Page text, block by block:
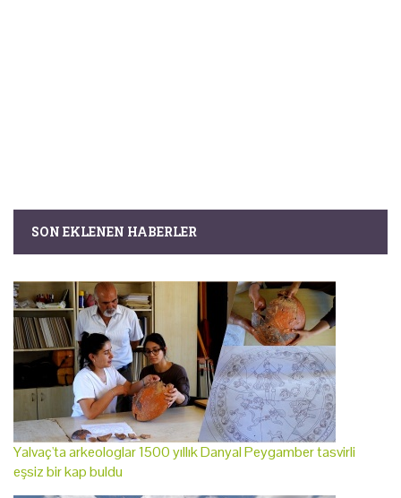
SON EKLENEN HABERLER
Yalvaç'ta arkeologlar 1500 yıllık Danyal Peygamber tasvirli
eşsiz bir kap buldu